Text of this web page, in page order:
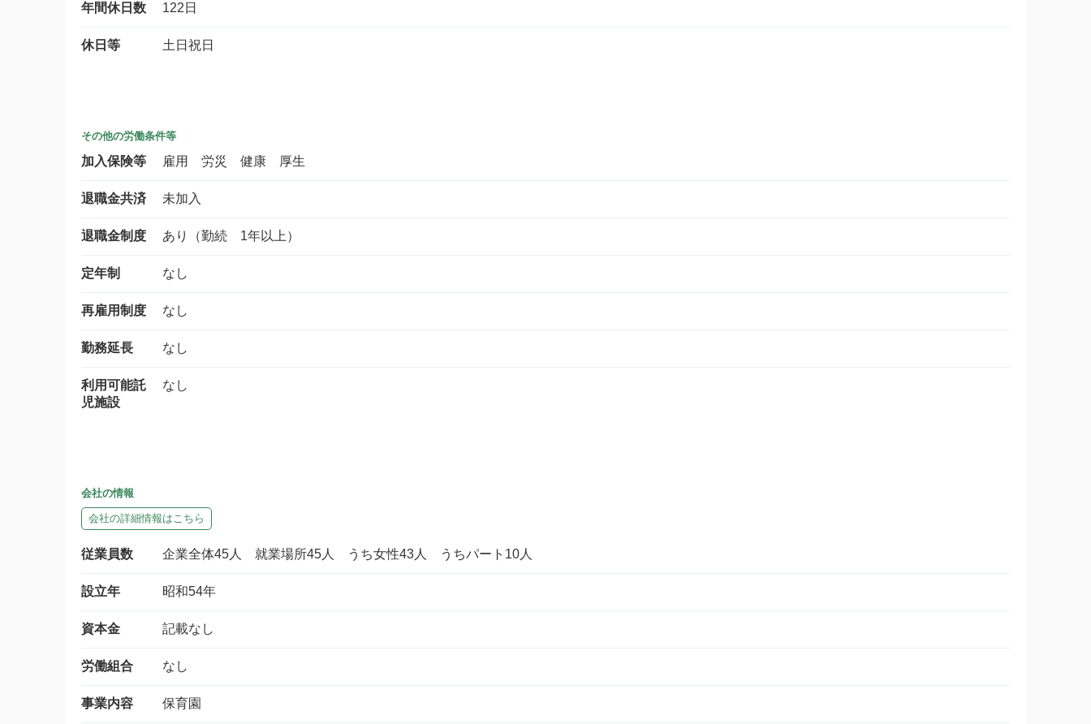
年間休日数 122日
休日等 土日祝日
その他の労働条件等
加入保険等 雇用 労災 健康 厚生
退職金共済 未加入
退職金制度 あり（勤続 1年以上）
定年制 なし
再雇用制度 なし
勤務延長 なし
利用可能託
児施設
なし
会社の情報
会社の詳細情報はこちら
従業員数 企業全体45人 就業場所45人 うち女性43人 うちパート10人
設立年 昭和54年
資本金 記載なし
労働組合 なし
事業内容 保育園